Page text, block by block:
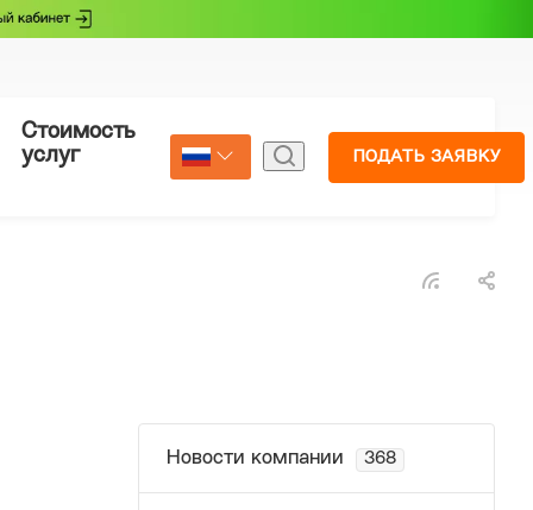
Стоимость
услуг
Страхование
Select Language
ПОДАТЬ ЗАЯВКУ
Новости компании 368